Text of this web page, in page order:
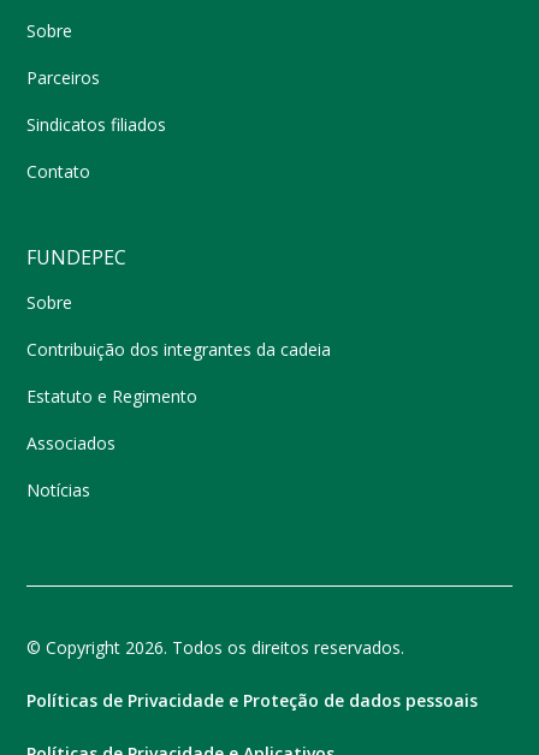
Sobre
Parceiros
Sindicatos filiados
Contato
FUNDEPEC
Sobre
Contribuição dos integrantes da cadeia
Estatuto e Regimento
Associados
Notícias
© Copyright 2026. Todos os direitos reservados.
Políticas de Privacidade e Proteção de dados pessoais